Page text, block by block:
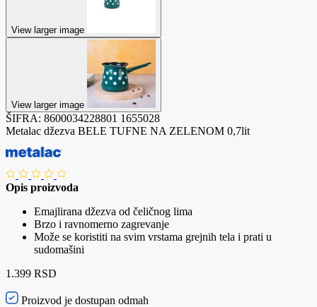
View larger image
View larger image
ŠIFRA: 8600034228801 1655028
Metalac džezva BELE TUFNE NA ZELENOM 0,7lit
Opis proizvoda
Emajlirana džezva od čeličnog lima
Brzo i ravnomerno zagrevanje
Može se koristiti na svim vrstama grejnih tela i prati u
sudomašini
1.399 RSD
Proizvod je dostupan odmah